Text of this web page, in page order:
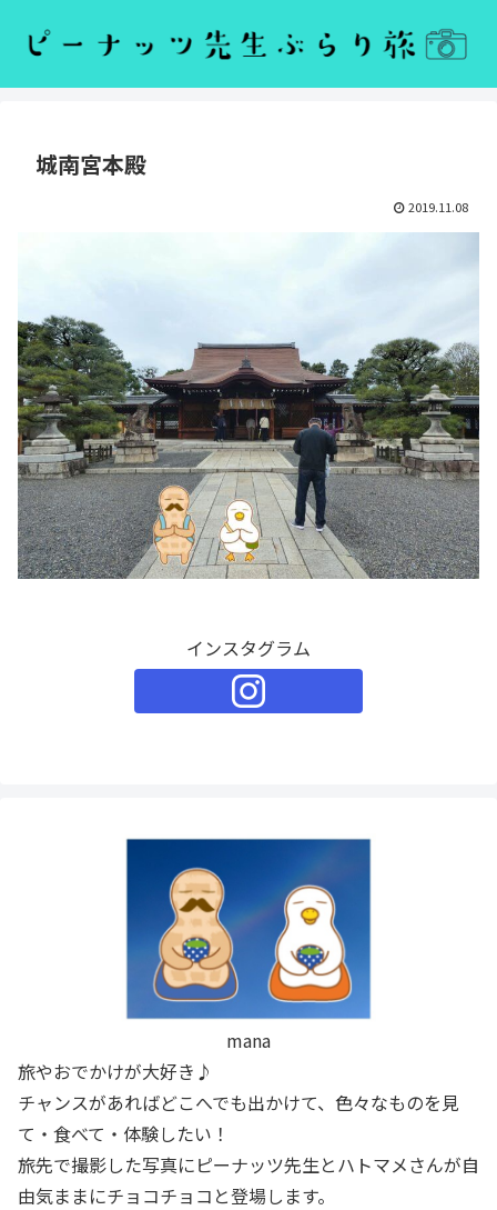
城南宮本殿
2019.11.08
インスタグラム
mana
旅やおでかけが大好き♪
チャンスがあればどこへでも出かけて、色々なものを見
て・食べて・体験したい！
旅先で撮影した写真にピーナッツ先生とハトマメさんが自
由気ままにチョコチョコと登場します。